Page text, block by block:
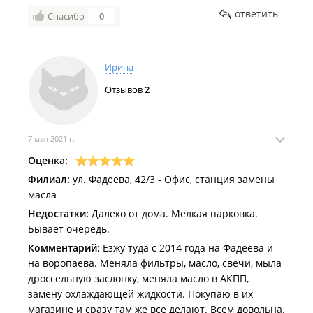
Спасибо 0 ответить
Ирина
Отзывов2
7 мая 2021 г.
Оценка:
Филиал: ул. Фадеева, 42/3 - Офис, станция замены
масла
Недостатки: Далеко от дома. Мелкая парковка.
Бывает очередь.
Комментарий: Езжу туда с 2014 года на Фадеева и
на воропаева. Меняла фильтры, масло, свечи, мыла
дроссельную заслонку, меняла масло в АКПП,
замену охлаждающей жидкости. Покупаю в их
магазине и сразу там же все делают. Всем довольна.